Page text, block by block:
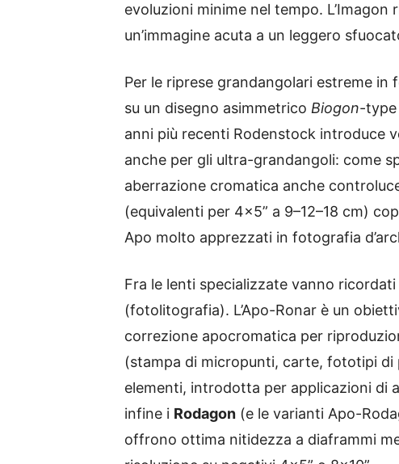
evoluzioni minime nel tempo.
un’immagine acuta a un leggero
Per le riprese grandangolari estreme
su un disegno asimmetrico Biogon-type
anni più recenti Rodenstock introduce
anche per gli ultra-grandangoli: come
aberrazione cromatica anche
(equivalenti per 4×5” a 9–12–18 cm)
Apo molto apprezzati in fotografia
Fra le lenti specializzate vanno
(fotolitografia). L’Apo-Ronar è un
correzione apocromatica per
(stampa di micropunti, carte, fototipi di
elementi, introdotta per applicazioni di
infine i Rodagon (e le varianti Apo-
offrono ottima nitidezza a diaframmi